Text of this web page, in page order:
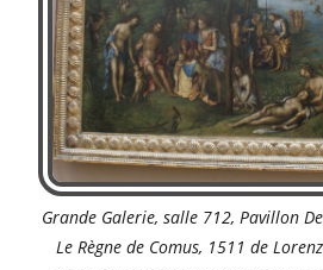
Grande Galerie, salle 712, Pavillon
Le Règne de Comus, 1511 de